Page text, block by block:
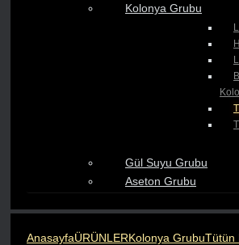
Kolonya Grubu
Gül Suyu Grubu
Aseton Grubu
AnasayfaÜRÜNLERKolonya GrubuTütün